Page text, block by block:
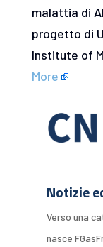
malattia di
progetto di
Institute of
More
Notizie
Verso una
nasce